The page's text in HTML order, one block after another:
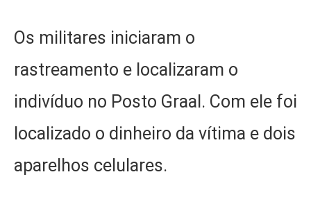
Os militares iniciaram o
rastreamento e localizaram o
indivíduo no Posto Graal. Com ele foi
localizado o dinheiro da vítima e dois
aparelhos celulares.